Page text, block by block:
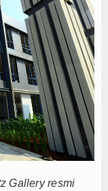
Kelola Pemerintahan
Kelola Pemerintahan
Gallery resmi